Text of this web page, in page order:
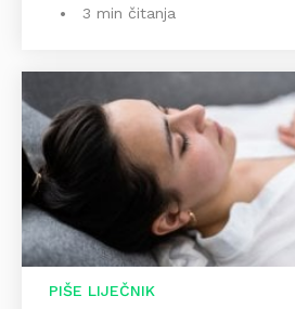
3 min čitanja
PIŠE LIJEČNIK